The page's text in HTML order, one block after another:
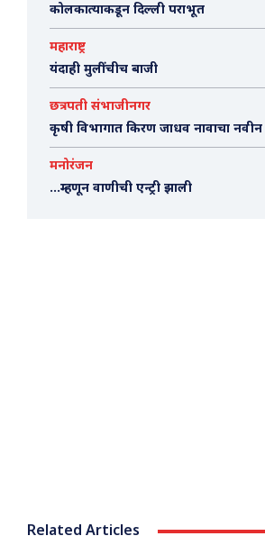
कोलकात्याकडून दिल्ली पराभूत
महाराष्ट्र
यंदाही मुलींचीच बाजी
छत्रपती संभाजीनगर
कृषी विभागात किरण जाधव नावाचा
मनोरंजन
…म्हणून वाणीची एन्ट्री झाली
Related Articles